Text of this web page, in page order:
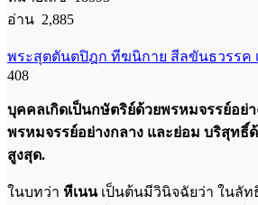
อ่าน 2,885
พระสุตตันตปิฎก ทีฆนิกาย สีลขันธวรรค
408
บุคคลเกิดเป็นกษัตริย์ด้วยพรหมจรรย์อย่า
พรหมจรรย์อย่างกลาง และย่อม บริสุทธิ์
สูงสุด.
ในบทว่า หีเนนเป็นต้นมีวินิจฉัยว่า ในลัท